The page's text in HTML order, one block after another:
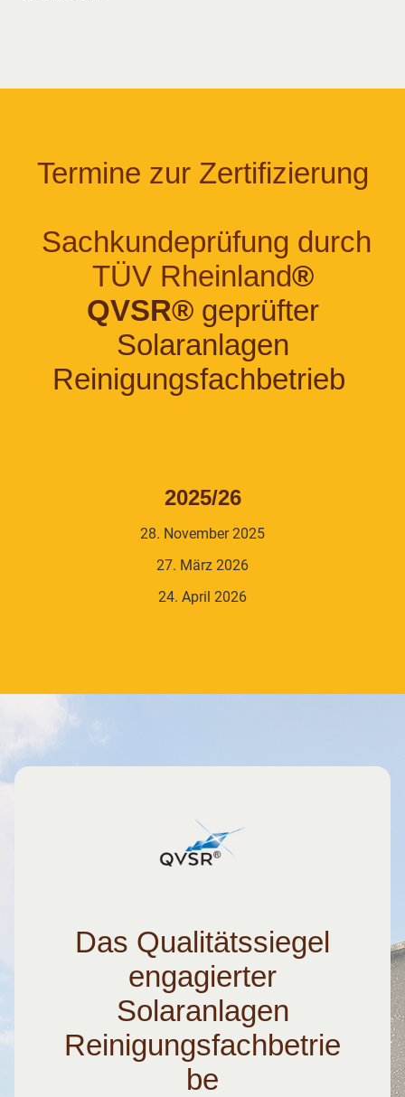
Termine zur Zertifizierung
Sachkundeprüfung durch
TÜV Rheinland®
QVSR®geprüfter
Solaranlagen
Reinigungsfachbetrieb
2025/26
28. November 2025
27. März 2026
24. April 2026
Das Qualitätssiegel
engagierter
Solaranlagen
Reinigungsfachbetrie
be